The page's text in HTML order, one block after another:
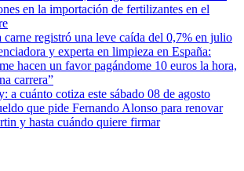
en la importación de fertilizantes en el
carne registró una leve caída del 0,7% en julio
y experta en limpieza en España:
hacen un favor pagándome 10 euros la hora,
carrera”
a cuánto cotiza este sábado 08 de agosto
que pide Fernando Alonso para renovar
y hasta cuándo quiere firmar